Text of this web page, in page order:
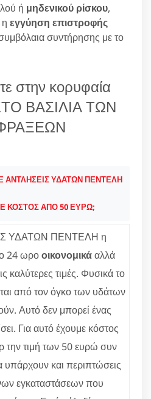
ή μηδενικού ρίσκου,
εγγύηση επιστροφής
συντήρησης με το
στην κορυφαία
ΒΑΣΙΛΙΑ ΤΩΝ
ΑΝΤΛΗΣΕΙΣ ΥΔΑΤΩΝ ΠΕΝΤΕΛΗ
ΚΟΣΤΟΣ ΑΠΟ 50 ΕΥΡΩ;
ΥΔΑΤΩΝ ΠΕΝΤΕΛΗ η
24 ωροοικονομικάαλλά
καλύτερες τιμές. Φυσικά το
από τον όγκο των υδάτων
Αυτό δεν μπορεί ένας
Για αυτό έχουμε κόστος
την τιμή των 50 ευρώ συν
και περιπτώσεις
εγκαταστάσεων που